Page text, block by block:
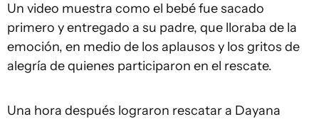
Un video muestra como el bebé fue sacado
primero y entregado a su padre, que lloraba de la
emoción, en medio de los aplausos y los gritos de
alegría de quienes participaron en el rescate.
Una hora después lograron rescatar a Dayana